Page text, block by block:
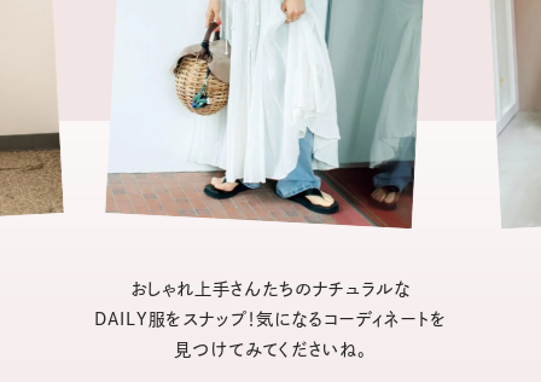
おしゃれ上手さんたちのナチュラルな
DAILY服をスナップ！気になるコーディネートを
見つけてみてくださいね。